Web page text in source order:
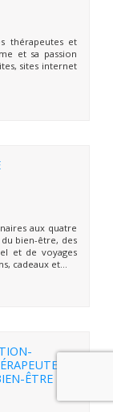
thérapeutes et
et sa passion
sites internet
aux quatre
bien-être, des
et de voyages
cadeaux et...
ET
ÊTRE